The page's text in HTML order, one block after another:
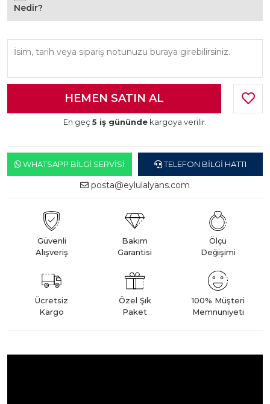
Nedir?
En geç 5 iş gününde kargoya verilir.
WHATSAPP BILGI SERVISI TELEFON BILGI HATTI
posta@eylulalyans.com
Güvenli
Alışveriş
Bakım
Garantisi
Ölçü
Değişimi
Ücretsiz
Kargo
Özel Şık
Paket
100% Müşteri
Memnuniyeti